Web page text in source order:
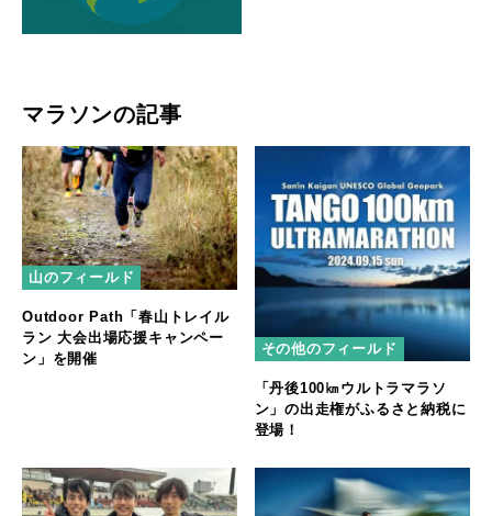
マラソンの記事
山のフィールド
Outdoor Path「春山トレイル
ラン 大会出場応援キャンペー
ン」を開催
その他のフィールド
「丹後100㎞ウルトラマラソ
ン」の出走権がふるさと納税に
登場！